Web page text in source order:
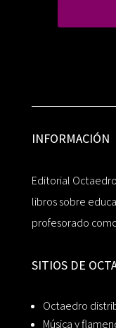
INFORMACIÓN
Editorial
libros sobre
profesorado
SITIOS DE
Octaedro
Música y